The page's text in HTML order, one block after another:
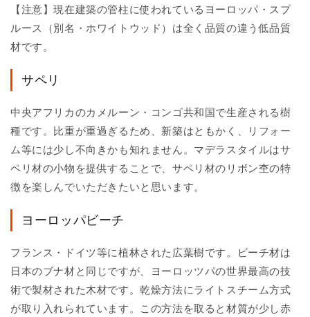
【注意】現在建築の管柱に使われているヨーロッパ・スプ
ルース（別名・ホワイトウッド）は全く品質の違う低品質
材です。
サペリ
中央アフリカのカメルーン・コンゴ共和国で生産される樹
種です。比重が重過ぎるため、新築はともかく、リフォー
ム等には少し不向きかも知れません。マデラスタイルはサ
ペリ材の小物を提供することで、サペリ材のリボン杢の特
徴を楽しんでいただきたいと思います。
ヨーロッパビーチ
フランス・ドイツ等に植林された広葉樹です。ビーチ材は
日本のブナ材と同じですが、ヨーロッツパの世界最高の技
術で製材された木材です。乾燥方法にライトスチーム方式
が取り入れられています。この方法を取ると材質が少し赤